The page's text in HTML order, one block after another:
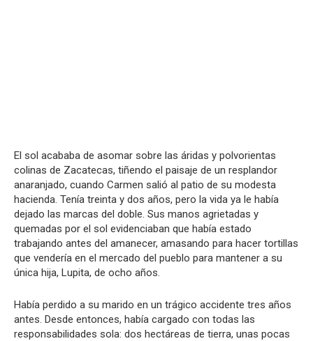
El sol acababa de asomar sobre las áridas y polvorientas
colinas de Zacatecas, tiñendo el paisaje de un resplandor
anaranjado, cuando Carmen salió al patio de su modesta
hacienda. Tenía treinta y dos años, pero la vida ya le había
dejado las marcas del doble. Sus manos agrietadas y
quemadas por el sol evidenciaban que había estado
trabajando antes del amanecer, amasando para hacer tortillas
que vendería en el mercado del pueblo para mantener a su
única hija, Lupita, de ocho años.
Había perdido a su marido en un trágico accidente tres años
antes. Desde entonces, había cargado con todas las
responsabilidades sola: dos hectáreas de tierra, unas pocas